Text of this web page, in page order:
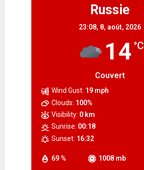
Russie
23:08, 8, août, 2026
14 °C
Couvert
69 % 1008 mb
Wind Gust: 19 mph
Clouds: 100%
Visibility: 0 km
Sunrise: 00:18
Sunset: 16:32